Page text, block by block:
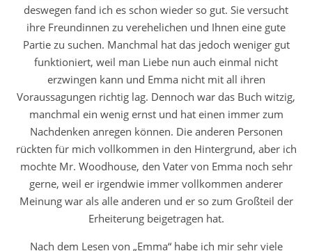
deswegen fand ich es schon wieder so gut. Sie versucht
ihre Freundinnen zu verehelichen und Ihnen eine gute
Partie zu suchen. Manchmal hat das jedoch weniger gut
funktioniert, weil man Liebe nun auch einmal nicht
erzwingen kann und Emma nicht mit all ihren
Voraussagungen richtig lag. Dennoch war das Buch witzig,
manchmal ein wenig ernst und hat einen immer zum
Nachdenken anregen können. Die anderen Personen
rückten für mich vollkommen in den Hintergrund, aber ich
mochte Mr. Woodhouse, den Vater von Emma noch sehr
gerne, weil er irgendwie immer vollkommen anderer
Meinung war als alle anderen und er so zum Großteil der
Erheiterung beigetragen hat.
Nach dem Lesen von „Emma“ habe ich mir sehr viele